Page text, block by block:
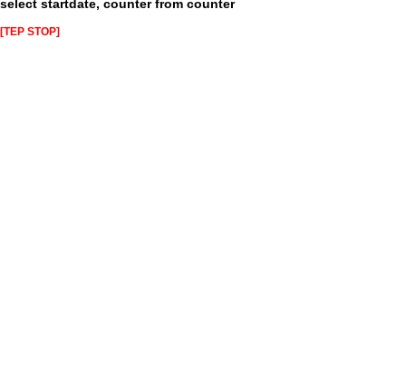
select startdate, counter from counter
[TEP STOP]